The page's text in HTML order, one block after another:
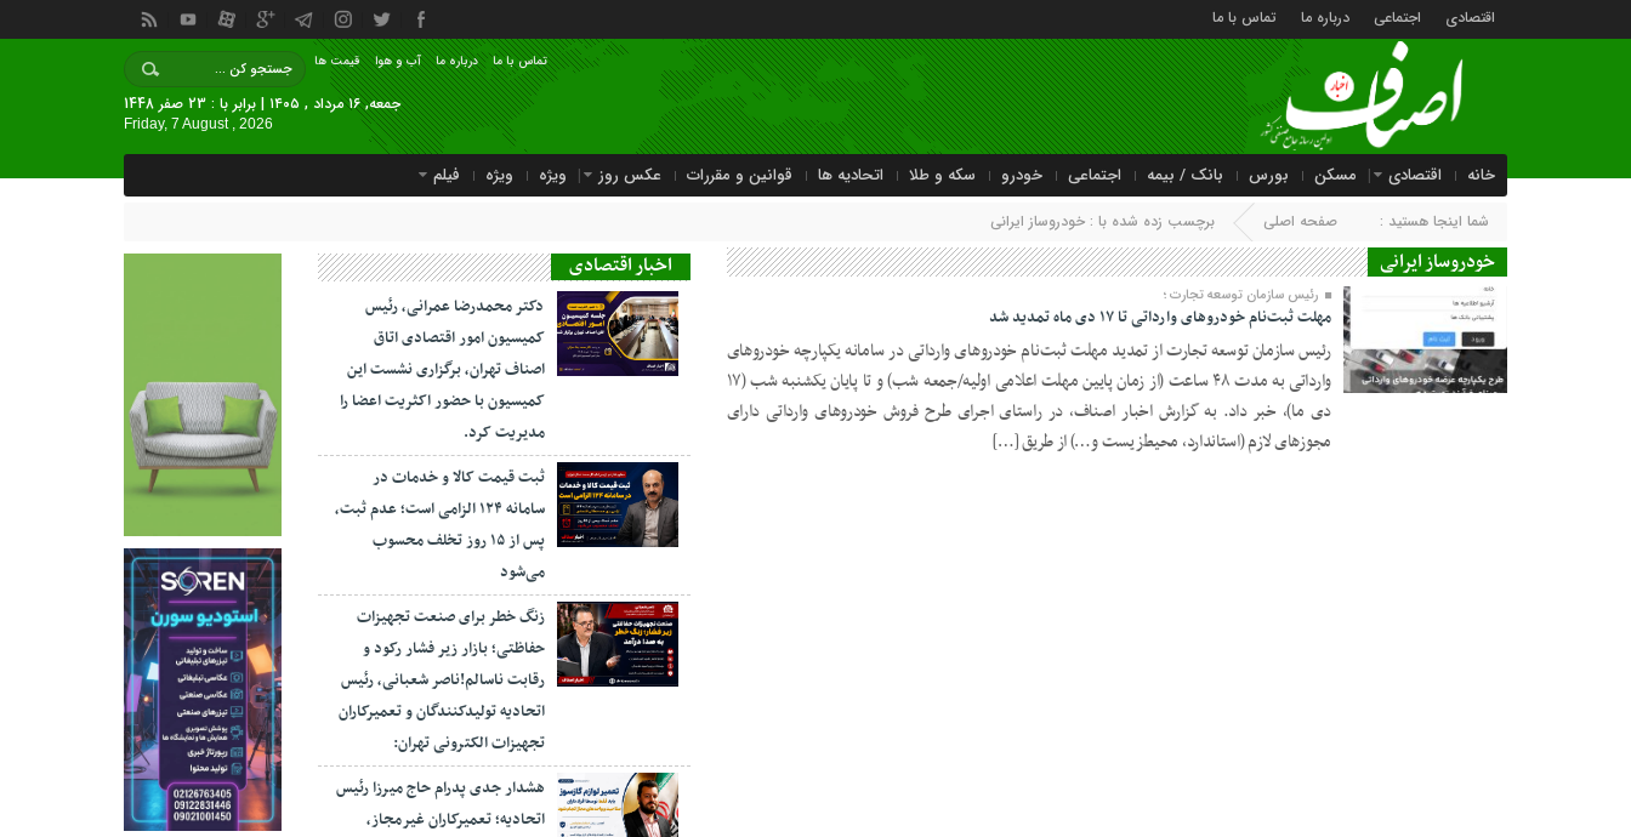
اقتصادی اجتماعی درباره ما تماس با ما
قیمت ها آب و هوا درباره ما تماس با ما
جمعه, ۱۶ مرداد , ۱۴۰۵ | برابر با : 23 صفر 1448
Friday, 7 August , 2026
خانه اقتصادی مسکن بورس بانک / بیمه اجتماعی خودرو سکه و طلا اتحادیه ها قوانین و مقررات عکس روز ویژه ویژه فیلم
شما اینجا هستید : صفحه اصلی برچسب زده شده با : خودروساز ایرانی
خودروساز ایرانی
16 دی 1402
رئیس سازمان توسعه تجارت ؛
مهلت ثبت‌نام خودروهای وارداتی تا ۱۷ دی ماه تمدید شد
رئیس سازمان توسعه تجارت از تمدید مهلت ثبت‌نام خودروهای وارداتی در سامانه یکپارچه خودروهای
وارداتی به مدت ۴۸ ساعت (از زمان پایین مهلت اعلامی اولیه/جمعه شب) و تا پایان یکشنبه شب (۱۷
دی ما)، خبر داد. به گزارش اخبار اصناف، در راستای اجرای طرح فروش خودروهای وارداتی دارای
مجوزهای لازم (استاندارد، محیط‌زیست و…) از طریق […]
اخبار اقتصادی
دکتر محمدرضا عمرانی، رئیس
کمیسیون امور اقتصادی اتاق
اصناف تهران، برگزاری نشست این
کمیسیون با حضور اکثریت اعضا را
مدیریت کرد.
ثبت قیمت کالا و خدمات در
سامانه ۱۲۴ الزامی است؛ عدم ثبت،
پس از ۱۵ روز تخلف محسوب
می‌شود
زنگ خطر برای صنعت تجهیزات
حفاظتی؛ بازار زیر فشار رکود و
رقابت ناسالم!ناصر شعبانی، رئیس
اتحادیه تولیدکنندگان و تعمیرکاران
تجهیزات الکترونی تهران:
هشدار جدی پدرام حاج میرزا رئیس
اتحادیه؛ تعمیرکاران غیرمجاز،